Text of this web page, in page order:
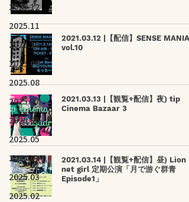
2025.12
2025.11
2025.10
2025.09
2025.08
2025.07
2025.06
2025.05
2025.04
2025.03
2025.02
2021.03.12 |【配信】SENSE MANIA
vol.10
2021.03.13 |【観覧+配信】夜) tip
Cinema Bazaar 3
2021.03.14 |【観覧+配信】昼) Lion
net girl 定期公演「月で游ぐ群青
Episode1」